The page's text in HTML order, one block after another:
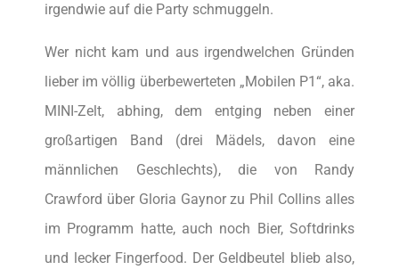
irgendwie auf die Party schmuggeln.
Wer nicht kam und aus irgendwelchen Gründen
lieber im völlig überbewerteten „Mobilen P1“, aka.
MINI-Zelt, abhing, dem entging neben einer
großartigen Band (drei Mädels, davon eine
männlichen Geschlechts), die von Randy
Crawford über Gloria Gaynor zu Phil Collins alles
im Programm hatte, auch noch Bier, Softdrinks
und lecker Fingerfood. Der Geldbeutel blieb also,